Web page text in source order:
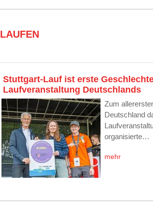
LAUFEN
Stuttgart-Lauf ist erste
Laufveranstaltung Deutschlands
Zum
Deutschland
organisierte…
mehr